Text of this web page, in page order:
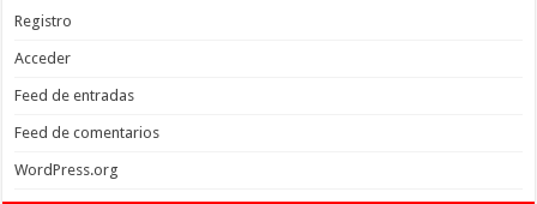
Registro
Acceder
Feed de entradas
Feed de comentarios
WordPress.org